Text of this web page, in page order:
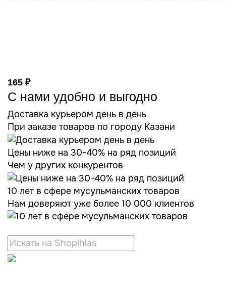
165 ₽
С нами удобно и выгодно
Доставка курьером день в день
При заказе товаров по городу Казани
Цены ниже на 30-40% на ряд позиций
Чем у других конкурентов
10 лет в сфере мусульманских товаров
Нам доверяют уже более 10 000 клиентов